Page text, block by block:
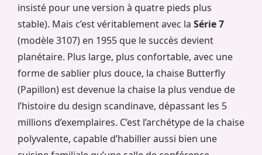
insisté pour une version à quatre pieds plus
stable). Mais c’est véritablement avec la Série 7
(modèle 3107) en 1955 que le succès devient
planétaire. Plus large, plus confortable, avec une
forme de sablier plus douce, la chaise Butterfly
(Papillon) est devenue la chaise la plus vendue de
l’histoire du design scandinave, dépassant les 5
millions d’exemplaires. C’est l’archétype de la chaise
polyvalente, capable d’habiller aussi bien une